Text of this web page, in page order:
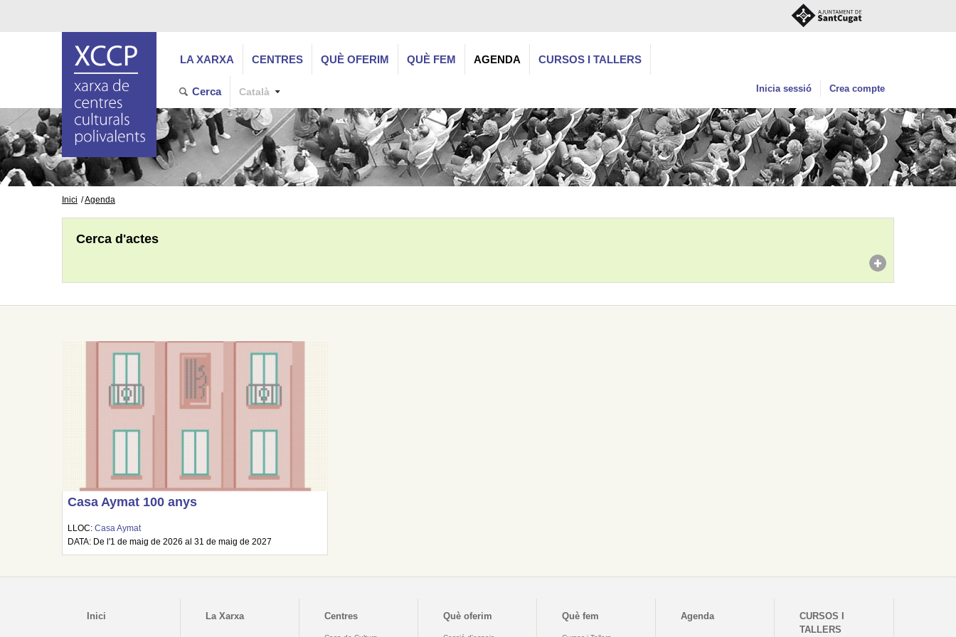
LA XARXA CENTRES QUÈ OFERIM QUÈ FEM AGENDA CURSOS I TALLERS
Cerca Català Inicia sessió Crea compte
Inici Agenda
Cerca d'actes
Casa Aymat 100 anys
LLOC:Casa Aymat
DATA: De l'1 de maig de 2026 al 31 de maig de 2027
Inici La Xarxa Centres Què oferim Què fem Agenda
CURSOS I
TALLERS